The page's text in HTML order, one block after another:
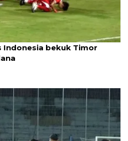
Indonesia bekuk Timor